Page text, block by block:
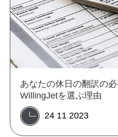
あなたの休日の翻訳の
WillingJetを選ぶ理由
24 11 2023